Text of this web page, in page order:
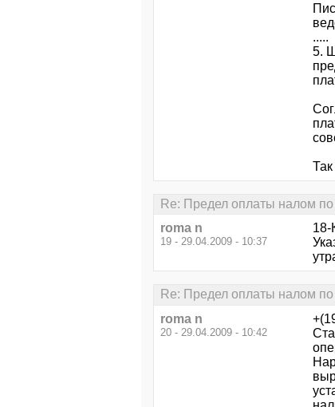
.....
5.
Re: Предел оплаты налом по
roma n
19 - 29.04.2009 - 10:37
18-
Re: Предел оплаты налом по
roma n
20 - 29.04.2009 - 10:42